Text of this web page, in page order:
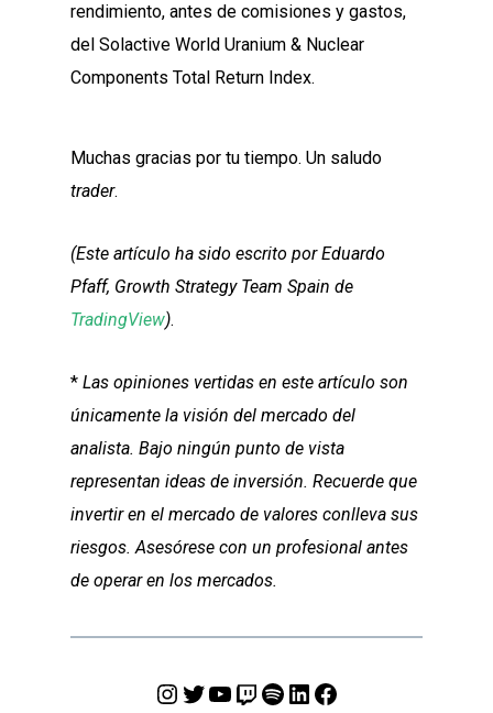
rendimiento, antes de comisiones y gastos,
del Solactive World Uranium & Nuclear
Components Total Return Index.
Muchas gracias por tu tiempo. Un saludo
trader.
(Este artículo ha sido escrito por Eduardo
Pfaff, Growth Strategy Team Spain de
TradingView).
* Las opiniones vertidas en este artículo son
únicamente la visión del mercado del
analista. Bajo ningún punto de vista
representan ideas de inversión. Recuerde que
invertir en el mercado de valores conlleva sus
riesgos. Asesórese con un profesional antes
de operar en los mercados.
Instagram
Twitter
YouTube
Twitch
Spotify
LinkedIn
Facebook